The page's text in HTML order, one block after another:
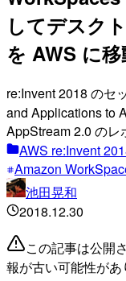
してデスク
を AWS に
re:Invent 2018 のセ
and Applications to
AppStream 2.0 のレ
AWS re:Invent
Amazon
池田晃和
2018.12.30
この記事は公開
報が古い可能性があ